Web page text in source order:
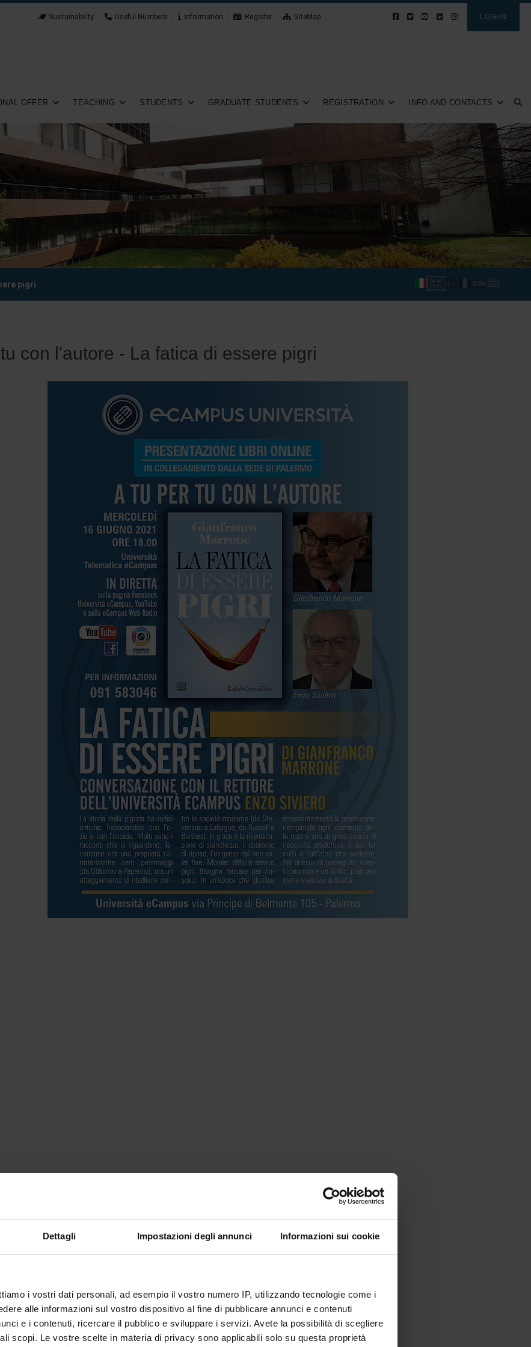
Dettagli Impostazioni degli annunci Informazioni sui cookie
i vostri dati personali, ad esempio il vostro numero IP, utilizzando tecnologie come i
alle informazioni sul vostro dispositivo al fine di pubblicare annunci e contenuti
e i contenuti, ricercare il pubblico e sviluppare i servizi. Avete la possibilità di scegliere
scopi. Le vostre scelte in materia di privacy sono applicabili solo su questa proprietà
Sustainability Useful Numbers Information Register SiteMap LOGIN
OFFER TEACHING STUDENTS GRADUATE STUDENTS REGISTRATION INFO AND CONTACTS
pigri
con l'autore - La fatica di essere pigri